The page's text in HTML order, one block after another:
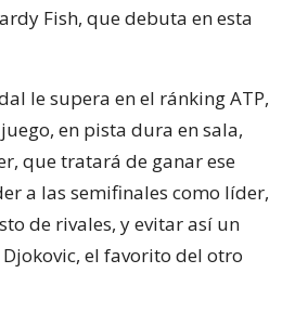
Fish, que debuta en esta
le supera en el ránking ATP,
en pista dura en sala,
que tratará de ganar ese
a las semifinales como líder,
de rivales, y evitar así un
el favorito del otro